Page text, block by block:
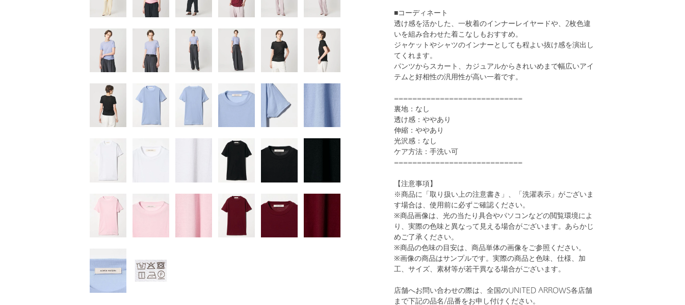
■コーディネート
透け感を活かした、一枚着のインナーレイヤードや、2枚色違
いを組み合わせた着こなしもおすすめ。
ジャケットやシャツのインナーとしても程よい抜け感を演出し
てくれます。
パンツからスカート、カジュアルからきれいめまで幅広いアイ
テムと好相性の汎用性が高い一着です。
============================
裏地：なし
透け感：ややあり
伸縮：ややあり
光沢感：なし
ケア方法：手洗い可
============================
【注意事項】
※商品に「取り扱い上の注意書き」、「洗濯表示」がございま
す場合は、使用前に必ずご確認ください。
※商品画像は、光の当たり具合やパソコンなどの閲覧環境によ
り、実際の色味と異なって見える場合がございます。あらかじ
めご了承ください。
※商品の色味の目安は、商品単体の画像をご参照ください。
※画像の商品はサンプルです。実際の商品と色味、仕様、加
工、サイズ、素材等が若干異なる場合がございます。
店舗へお問い合わせの際は、全国のUNITED ARROWS各店舗
まで下記の品名/品番をお申し付けください。